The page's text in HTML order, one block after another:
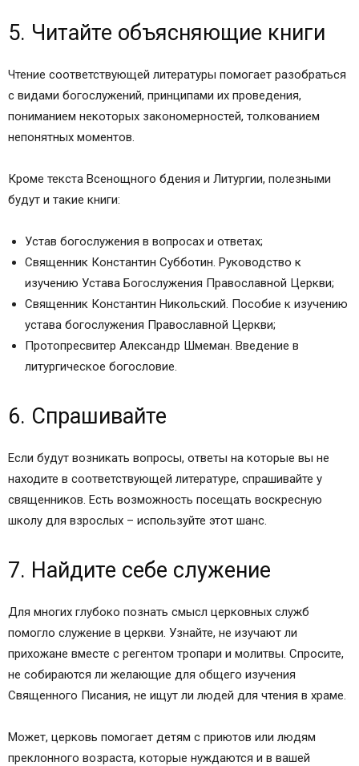
(таинства причащения).
Далее происходит причащение мирян.
Завершение Божественной литургии.
Автор публикации
5. Читайте объясняющие книги
Чтение соответствующей литературы помогает разобраться
с видами богослужений, принципами их проведения,
пониманием некоторых закономерностей, толкованием
непонятных моментов.
Кроме текста Всенощного бдения и Литургии, полезными
будут и такие книги:
Устав богослужения в вопросах и ответах;
Священник Константин Субботин. Руководство к
изучению Устава Богослужения Православной Церкви;
Священник Константин Никольский. Пособие к изучению
устава богослужения Православной Церкви;
Протопресвитер Александр Шмеман. Введение в
литургическое богословие.
6. Спрашивайте
Если будут возникать вопросы, ответы на которые вы не
находите в соответствующей литературе, спрашивайте у
священников. Есть возможность посещать воскресную
школу для взрослых – используйте этот шанс.
7. Найдите себе служение
Для многих глубоко познать смысл церковных служб
помогло служение в церкви. Узнайте, не изучают ли
прихожане вместе с регентом тропари и молитвы. Спросите,
не собираются ли желающие для общего изучения
Священного Писания, не ищут ли людей для чтения в храме.
Может, церковь помогает детям с приютов или людям
преклонного возраста, которые нуждаются и в вашей